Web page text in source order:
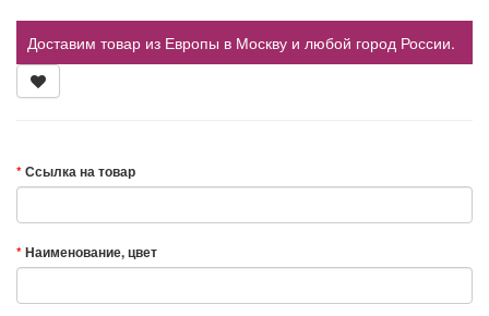
Доставим товар из Европы в Москву и любой город России.
Ссылка на товар
Наименование, цвет